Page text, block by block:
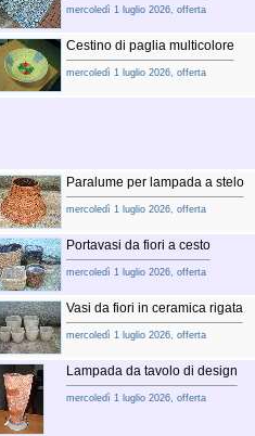
mercoledì 1 luglio 2026, offerta
Cestino di paglia multicolore
mercoledì 1 luglio 2026, offerta
Paralume per lampada a stelo
mercoledì 1 luglio 2026, offerta
Portavasi da fiori a cesto
mercoledì 1 luglio 2026, offerta
Vasi da fiori in ceramica rigata
mercoledì 1 luglio 2026, offerta
Lampada da tavolo di design
mercoledì 1 luglio 2026, offerta